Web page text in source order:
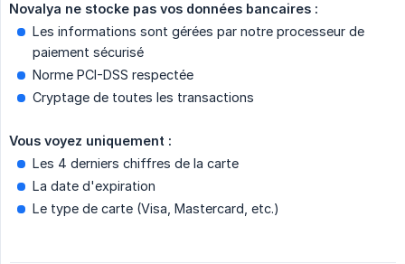
Novalya ne stocke pas vos données bancaires :
Les informations sont gérées par notre processeur de
paiement sécurisé
Norme PCI-DSS respectée
Cryptage de toutes les transactions
Vous voyez uniquement :
Les 4 derniers chiffres de la carte
La date d'expiration
Le type de carte (Visa, Mastercard, etc.)